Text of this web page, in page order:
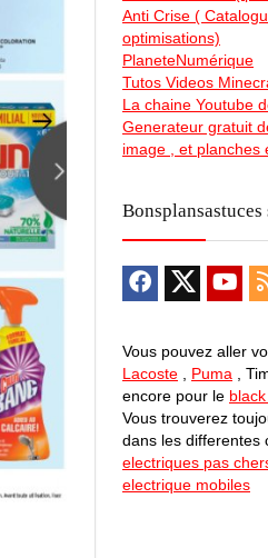
Anti Crise (
optimisations)
PlaneteNumérique
Tutos Videos
La chaine Youtube
Generateur gratuit
image , et planches
Vous pouvez aller
Lacoste
Puma ,
encore pour le
Vous trouverez
dans les
electriques pas
electrique mobiles